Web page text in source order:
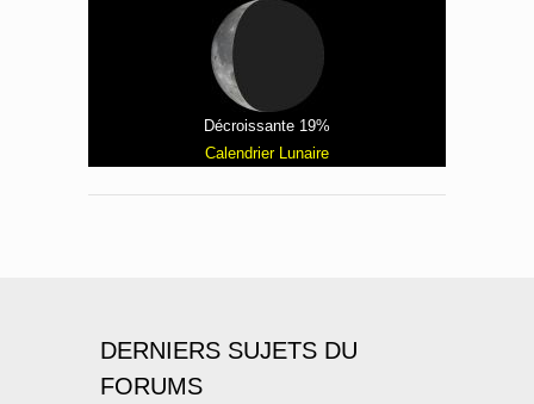
Décroissante 19%
Calendrier Lunaire
DERNIERS SUJETS DU
FORUMS